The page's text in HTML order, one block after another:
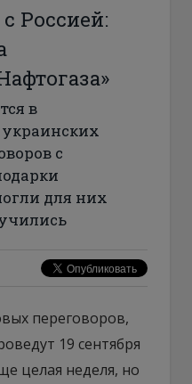
Россией:
в
с
для них
переговоров,
19 сентября
целая неделя, но